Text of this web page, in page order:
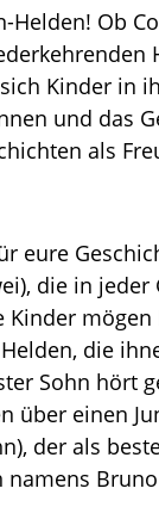
Helden! Ob
Kinder in
und das
als
eure
die in jeder
Kinder
die
Sohn hört
über einen
der als
namens